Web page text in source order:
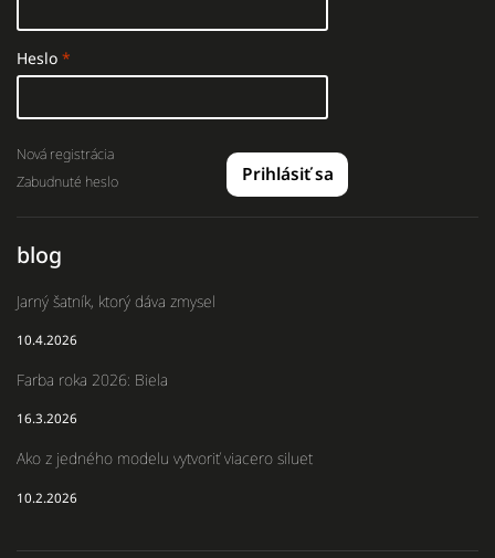
Heslo
Prihlásiť sa
Nová registrácia
Zabudnuté heslo
blog
Jarný šatník, ktorý dáva zmysel
10.4.2026
Farba roka 2026: Biela
16.3.2026
Ako z jedného modelu vytvoriť viacero siluet
10.2.2026